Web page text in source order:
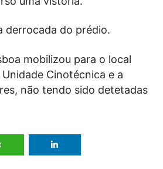
derrocada do prédio.
mobilizou para o local
Cinotécnica e a
não tendo sido detetadas